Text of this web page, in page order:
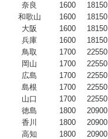
奈良
1600 18150
和歌山
1600 18150
大阪
1600 18150
兵庫
1600 18150
鳥取
1700 22550
岡山
1700 22550
広島
1700 22550
島根
1700 22550
山口
1700 22550
徳島
1800 20900
香川
1800 20900
高知
1800 20900